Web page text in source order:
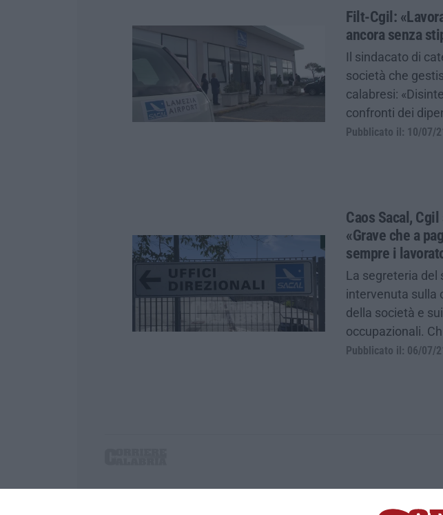
Filt-Cgil:
ancora senza
Il sindacato di
società che
calabresi:
confronti dei
Pubblicato il: 10/07/
Caos Sacal,
«Grave che a
sempre i
La segreteria del
intervenuta sulla
della società e
occupazionali.
Pubblicato il: 06/07/